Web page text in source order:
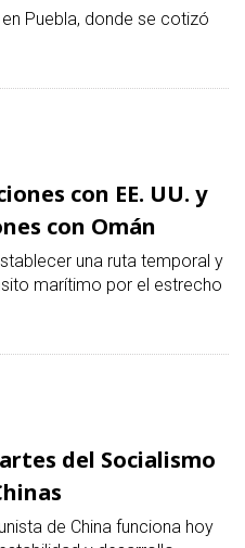
Puebla, donde se cotizó
con EE. UU. y
con Omán
una ruta temporal y
marítimo por el estrecho
del Socialismo
de China funciona hoy